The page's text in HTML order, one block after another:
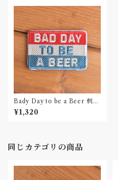
Bady Day to be a Beer 刺繍
ワッペン Patch
¥1,320
同じカテゴリの商品